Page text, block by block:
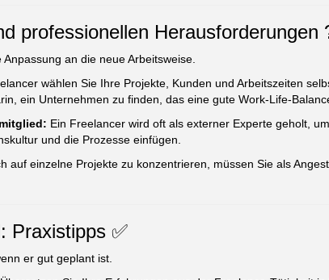
professionellen Herausforderungen
an die neue Arbeitsweise.
wählen Sie Ihre Projekte, Kunden und Arbeitszeiten
ein Unternehmen zu finden, das eine gute Work-Life-
Ein Freelancer wird oft als externer Experte geholt,
und die Prozesse einfügen.
auf einzelne Projekte zu konzentrieren, müssen Sie als
Praxistipps ✅
er gut geplant ist.